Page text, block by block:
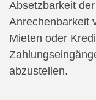
Absetzbarkeit
Anrechenbarkeit
Mieten oder
abzustellen.